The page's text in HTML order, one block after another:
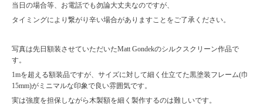
当日の場合等、お電話でも勿論大丈夫なのですが、
タイミングにより繋がり辛い場合がありますことをご了承ください。
写真は先日額装させていただいたMatt Gondekのシルクスクリーン作品で
す。
1mを超える額装品ですが、サイズに対して細く仕立てた黒塗装フレーム(巾
15mm)がミニマルな印象で良い雰囲気です。
実は強度を担保しながら木製額を細く製作するのは難しいです。